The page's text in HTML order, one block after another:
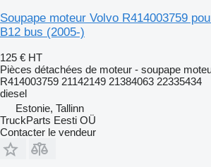
Soupape moteur Volvo R414003759
B12 bus (2005-)
125 € HT
Pièces détachées de moteur - soupape
R414003759 21142149 21384063 22335434
diesel
Estonie, Tallinn
TruckParts Eesti OÜ
Contacter le vendeur